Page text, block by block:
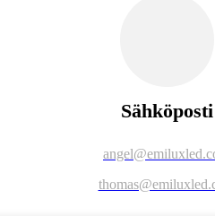
Sähköposti